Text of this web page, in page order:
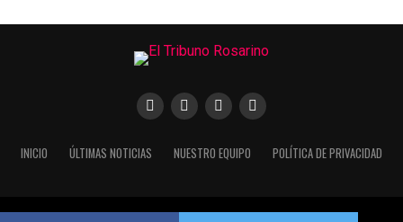
INICIO ÚLTIMAS NOTICIAS NUESTRO EQUIPO POLÍTICA DE PRIVACIDAD